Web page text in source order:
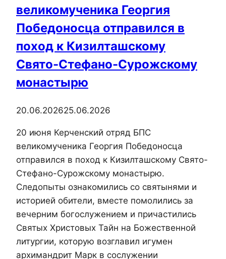
и
великомученика Георгия
Победоносца отправился в
поход к Кизилташскому
Свято-Стефано-Сурожскому
монастырю
20.06.202625.06.2026
20 июня Керченский отряд БПС
великомученика Георгия Победоносца
отправился в поход к Кизилташскому Свято-
Стефано-Сурожскому монастырю.
Следопыты ознакомились со святынями и
историей обители, вместе помолились за
вечерним богослужением и причастились
Святых Христовых Тайн на Божественной
литургии, которую возглавил игумен
архимандрит Марк в сослужении